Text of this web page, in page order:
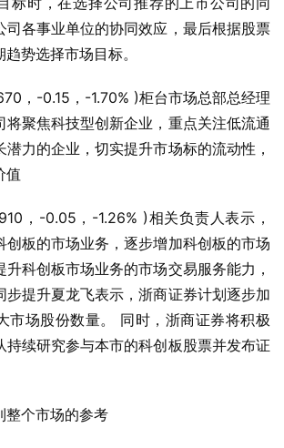
司各事业单位的协同效应，最后根据股票
势选择市场目标。
，-0.15，-1.70% )柜台市场总部总经理
将聚焦科技型创新企业，重点关注低流通
力的企业，切实提升市场标的流动性，
值
，-0.05，-1.26% )相关负责人表示，
创板的市场业务，逐步增加科创板的市场
科创板市场业务的市场交易服务能力，
步提升夏龙飞表示，浙商证券计划逐步加
市场股份数量。 同时，浙商证券将积极
持续研究参与本市的科创板股票并发布证
整个市场的参考